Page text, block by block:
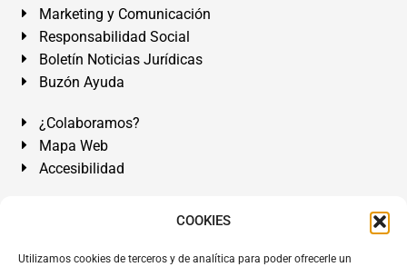
COOKIES
Utilizamos cookies de terceros y de analítica para poder ofrecerle un
Marketing y Comunicación
Responsabilidad Social
Boletín Noticias Jurídicas
Buzón Ayuda
¿Colaboramos?
Mapa Web
Accesibilidad
Álvarez Abogados Tenerife:Calle Teobaldo Power Nº 7,
de Tenerife. Islas Canarias.